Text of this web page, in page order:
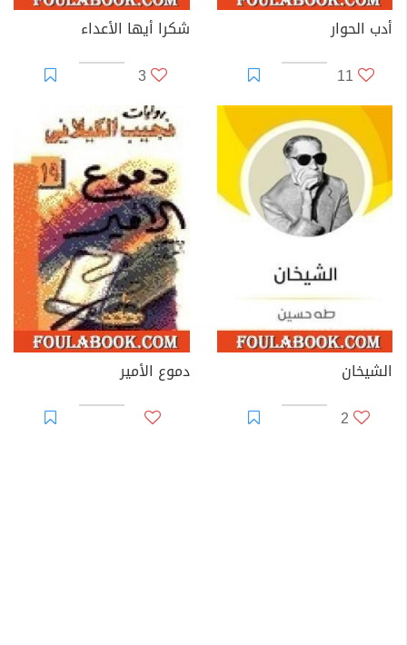
أدب الحوار
11
شكرا أيها الأعداء
3
الشيخان
2
دموع الأمير